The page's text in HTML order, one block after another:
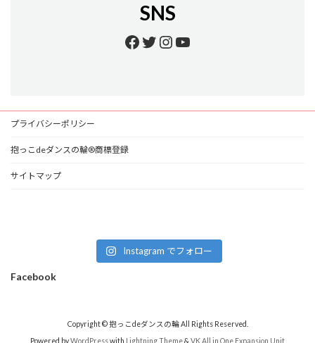
SNS
Facebook
Twitter
Instagram
YouTube
プライバシーポリシー
抱っこdeダンスの輪®商標登録
サイトマップ
Instagram でフォロー
Facebook
Copyright © 抱っこdeダンスの輪 All Rights Reserved.
Powered byWordPresswith Lightning Theme& VK All in One Expansion Unit